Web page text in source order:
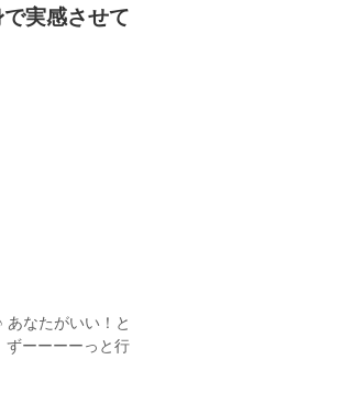
実感させて
あなたがいい！と
ーーーーっと行